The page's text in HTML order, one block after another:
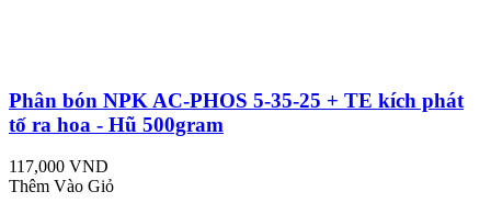
Phân bón NPK AC-PHOS 5-35-25 + TE kích phát
tố ra hoa - Hũ 500gram
117,000 VND
Thêm Vào Giỏ